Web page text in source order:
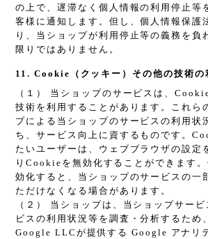
の上で、遅滞なく個人情報の利用停止等
客様に通知します。但し、個人情報保護
り、当ショップが利用停止等の義務を負
限りではありません。
11. Cookie（クッキー）その他の技術の
（１） 当ショップのサービスは、
技術を利用することがあります。これら
プによる当ショップのサービスの利用状
ち、サービス向上に資するものです。
たいユーザーは、ウェブブラウザの設定
りCookieを無効化することができます
効化すると、当ショップのサービスの一
ただけなくなる場合があります。
（２） 当ショップは、当ショップサー
ビスの利用状況等を調査・分析するため
Google LLCが提供する Google アナリ